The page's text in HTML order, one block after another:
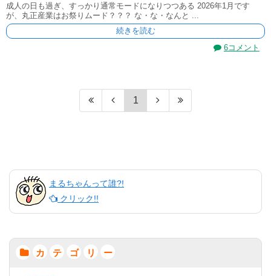
成人の日も過ぎ、すっかり通常モードになりつつある 2026年1月です
が、丸正産業はお祭りムード？？？ な・な・なんと ...
続きを読む
6コメント
1
まるちゃんって誰?!
クリック!!
カ テ ゴ リ ー